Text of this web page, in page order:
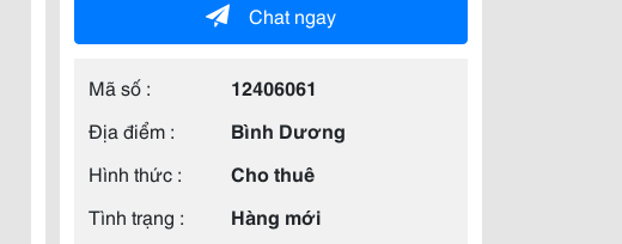
Chat ngay
Mã số :
12406061
Địa điểm :
Bình Dương
Hình thức :
Cho thuê
Tình trạng :
Hàng mới